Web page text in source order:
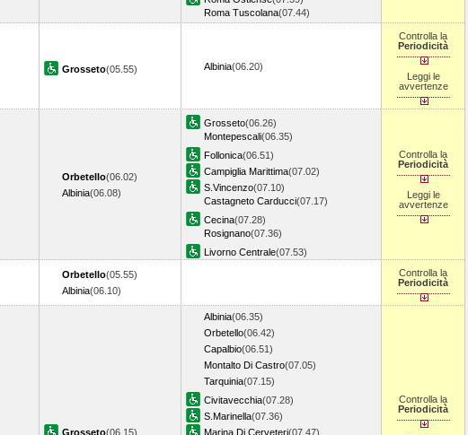
Roma Tuscolana(07.44)
Grosseto(05.55) Albinia(06.20)
Controlla la
Periodicità
Leggi le
avvertenze
Orbetello(06.02)
Albinia(06.08)
Grosseto(06.26)
Montepescali(06.35)
Follonica(06.51)
Campiglia Marittima(07.02)
S.Vincenzo(07.10)
Castagneto Carducci(07.17)
Cecina(07.28)
Rosignano(07.36)
Livorno Centrale(07.53)
Controlla la
Periodicità
Leggi le
avvertenze
Orbetello(05.55)
Albinia(06.10)
Controlla la
Periodicità
Grosseto(06.15)
Albinia(06.35)
Orbetello(06.42)
Capalbio(06.51)
Montalto Di Castro(07.05)
Tarquinia(07.15)
Civitavecchia(07.28)
S.Marinella(07.36)
Marina Di Cerveteri(07.47)
Controlla la
Periodicità